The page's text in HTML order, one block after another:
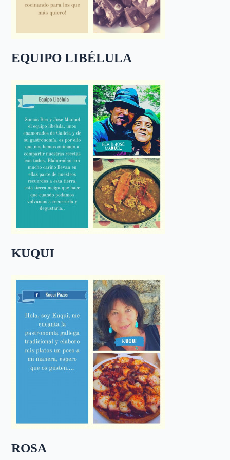
EQUIPO LIBÉLULA
KUQUI
ROSA